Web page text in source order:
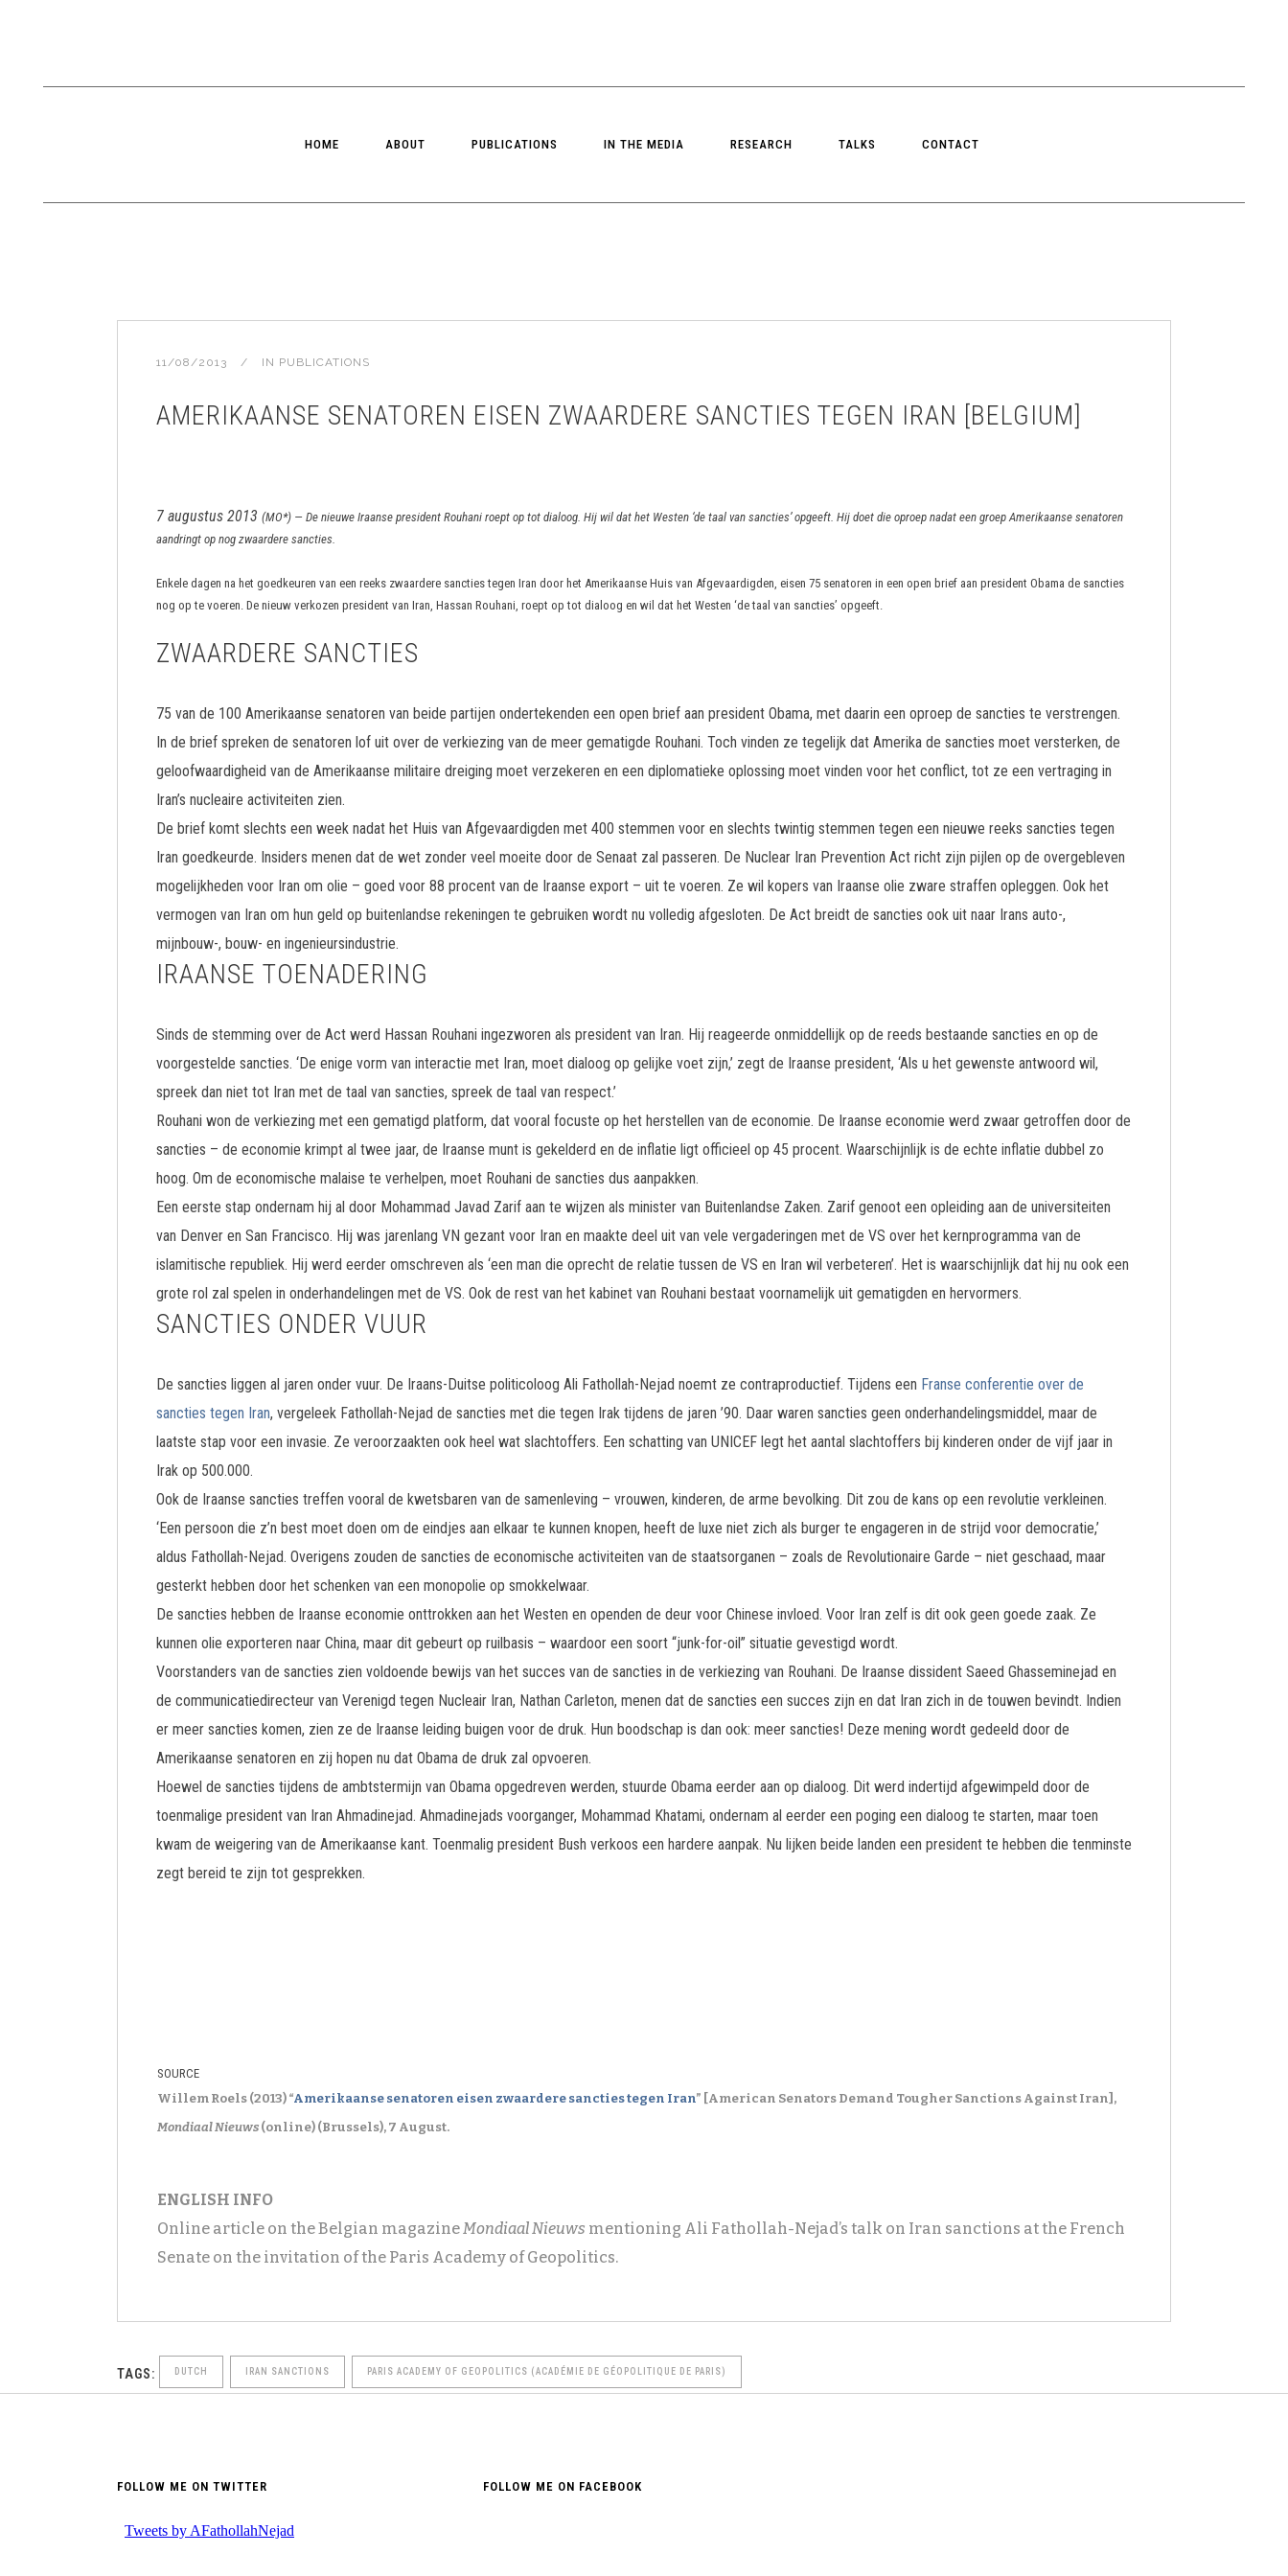
HOME ABOUT PUBLICATIONS IN THE MEDIA RESEARCH TALKS CONTACT
11/08/2013 IN PUBLICATIONS
AMERIKAANSE SENATOREN EISEN ZWAARDERE SANCTIES TEGEN IRAN [BELGIUM]
7 augustus 2013 (MO*) — De nieuwe Iraanse president Rouhani roept op tot dialoog. Hij wil dat het Westen ‘de taal van sancties’ opgeeft. Hij doet die oproep nadat een groep Amerikaanse senatoren
aandringt op nog zwaardere sancties.
Enkele dagen na het goedkeuren van een reeks zwaardere sancties tegen Iran door het Amerikaanse Huis van Afgevaardigden, eisen 75 senatoren in een open brief aan president Obama de sancties
nog op te voeren. De nieuw verkozen president van Iran, Hassan Rouhani, roept op tot dialoog en wil dat het Westen ‘de taal van sancties’ opgeeft.
ZWAARDERE SANCTIES
75 van de 100 Amerikaanse senatoren van beide partijen ondertekenden een open brief aan president Obama, met daarin een oproep de sancties te verstrengen.
In de brief spreken de senatoren lof uit over de verkiezing van de meer gematigde Rouhani. Toch vinden ze tegelijk dat Amerika de sancties moet versterken, de
geloofwaardigheid van de Amerikaanse militaire dreiging moet verzekeren en een diplomatieke oplossing moet vinden voor het conflict, tot ze een vertraging in
Iran’s nucleaire activiteiten zien.
De brief komt slechts een week nadat het Huis van Afgevaardigden met 400 stemmen voor en slechts twintig stemmen tegen een nieuwe reeks sancties tegen
Iran goedkeurde. Insiders menen dat de wet zonder veel moeite door de Senaat zal passeren. De Nuclear Iran Prevention Act richt zijn pijlen op de overgebleven
mogelijkheden voor Iran om olie – goed voor 88 procent van de Iraanse export – uit te voeren. Ze wil kopers van Iraanse olie zware straffen opleggen. Ook het
vermogen van Iran om hun geld op buitenlandse rekeningen te gebruiken wordt nu volledig afgesloten. De Act breidt de sancties ook uit naar Irans auto-,
mijnbouw-, bouw- en ingenieursindustrie.
IRAANSE TOENADERING
Sinds de stemming over de Act werd Hassan Rouhani ingezworen als president van Iran. Hij reageerde onmiddellijk op de reeds bestaande sancties en op de
voorgestelde sancties. ‘De enige vorm van interactie met Iran, moet dialoog op gelijke voet zijn,’ zegt de Iraanse president, ‘Als u het gewenste antwoord wil,
spreek dan niet tot Iran met de taal van sancties, spreek de taal van respect.’
Rouhani won de verkiezing met een gematigd platform, dat vooral focuste op het herstellen van de economie. De Iraanse economie werd zwaar getroffen door de
sancties – de economie krimpt al twee jaar, de Iraanse munt is gekelderd en de inflatie ligt officieel op 45 procent. Waarschijnlijk is de echte inflatie dubbel zo
hoog. Om de economische malaise te verhelpen, moet Rouhani de sancties dus aanpakken.
Een eerste stap ondernam hij al door Mohammad Javad Zarif aan te wijzen als minister van Buitenlandse Zaken. Zarif genoot een opleiding aan de universiteiten
van Denver en San Francisco. Hij was jarenlang VN gezant voor Iran en maakte deel uit van vele vergaderingen met de VS over het kernprogramma van de
islamitische republiek. Hij werd eerder omschreven als ‘een man die oprecht de relatie tussen de VS en Iran wil verbeteren’. Het is waarschijnlijk dat hij nu ook een
grote rol zal spelen in onderhandelingen met de VS. Ook de rest van het kabinet van Rouhani bestaat voornamelijk uit gematigden en hervormers.
SANCTIES ONDER VUUR
De sancties liggen al jaren onder vuur. De Iraans-Duitse politicoloog Ali Fathollah-Nejad noemt ze contraproductief. Tijdens een Franse conferentie over de
sancties tegen Iran, vergeleek Fathollah-Nejad de sancties met die tegen Irak tijdens de jaren ’90. Daar waren sancties geen onderhandelingsmiddel, maar de
laatste stap voor een invasie. Ze veroorzaakten ook heel wat slachtoffers. Een schatting van UNICEF legt het aantal slachtoffers bij kinderen onder de vijf jaar in
Irak op 500.000.
Ook de Iraanse sancties treffen vooral de kwetsbaren van de samenleving – vrouwen, kinderen, de arme bevolking. Dit zou de kans op een revolutie verkleinen.
‘Een persoon die z’n best moet doen om de eindjes aan elkaar te kunnen knopen, heeft de luxe niet zich als burger te engageren in de strijd voor democratie,’
aldus Fathollah-Nejad. Overigens zouden de sancties de economische activiteiten van de staatsorganen – zoals de Revolutionaire Garde – niet geschaad, maar
gesterkt hebben door het schenken van een monopolie op smokkelwaar.
De sancties hebben de Iraanse economie onttrokken aan het Westen en openden de deur voor Chinese invloed. Voor Iran zelf is dit ook geen goede zaak. Ze
kunnen olie exporteren naar China, maar dit gebeurt op ruilbasis – waardoor een soort “junk-for-oil” situatie gevestigd wordt.
Voorstanders van de sancties zien voldoende bewijs van het succes van de sancties in de verkiezing van Rouhani. De Iraanse dissident Saeed Ghasseminejad en
de communicatiedirecteur van Verenigd tegen Nucleair Iran, Nathan Carleton, menen dat de sancties een succes zijn en dat Iran zich in de touwen bevindt. Indien
er meer sancties komen, zien ze de Iraanse leiding buigen voor de druk. Hun boodschap is dan ook: meer sancties! Deze mening wordt gedeeld door de
Amerikaanse senatoren en zij hopen nu dat Obama de druk zal opvoeren.
Hoewel de sancties tijdens de ambtstermijn van Obama opgedreven werden, stuurde Obama eerder aan op dialoog. Dit werd indertijd afgewimpeld door de
toenmalige president van Iran Ahmadinejad. Ahmadinejads voorganger, Mohammad Khatami, ondernam al eerder een poging een dialoog te starten, maar toen
kwam de weigering van de Amerikaanse kant. Toenmalig president Bush verkoos een hardere aanpak. Nu lijken beide landen een president te hebben die tenminste
zegt bereid te zijn tot gesprekken.
SOURCE
Willem Roels (2013) “Amerikaanse senatoren eisen zwaardere sancties tegen Iran” [American Senators Demand Tougher Sanctions Against Iran],
Mondiaal Nieuws (online) (Brussels), 7 August.
ENGLISH INFO
Online article on the Belgian magazineMondiaal Nieuws mentioning Ali Fathollah-Nejad’s talk on Iran sanctions at the French
Senate on the invitation of the Paris Academy of Geopolitics.
TAGS: DUTCH IRAN SANCTIONS PARIS ACADEMY OF GEOPOLITICS (ACADÉMIE DE GÉOPOLITIQUE DE PARIS)
FOLLOW ME ON TWITTER FOLLOW ME ON FACEBOOK